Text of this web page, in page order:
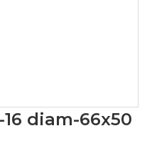
diam-66x50